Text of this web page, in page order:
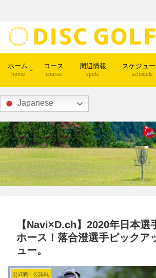
ホーム
home
コース
course
周辺情報
spots
スケジュ
schedule
Japanese
【Navi×D.ch】2020年日本選
ホース！落合澄選手ピックア
ュー。
公式戦・公認戦